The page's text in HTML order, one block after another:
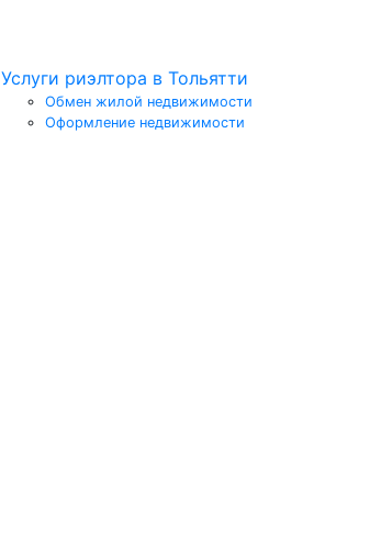
Услуги риэлтора в Тольятти
Обмен жилой недвижимости
Оформление недвижимости